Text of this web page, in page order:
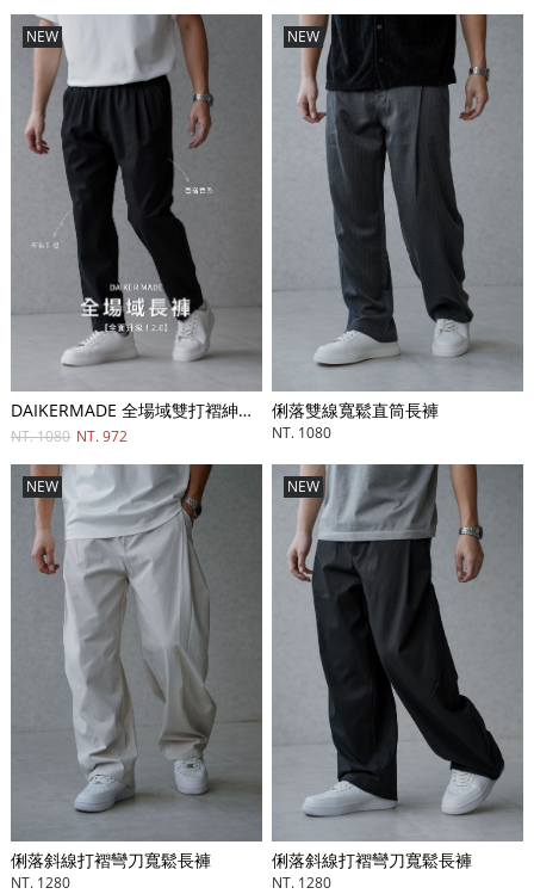
NEW
DAIKERMADE 全場域雙打褶紳士直筒長褲
NT. 1080 NT. 972
NEW
俐落雙線寬鬆直筒長褲
NT. 1080
NEW
俐落斜線打褶彎刀寬鬆長褲
NT. 1280
NEW
俐落斜線打褶彎刀寬鬆長褲
NT. 1280